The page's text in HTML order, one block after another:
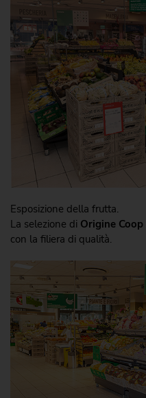
Esposizione della frutta.
La selezione di Origine Coop
con la filiera di qualità.